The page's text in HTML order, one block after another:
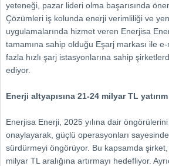
yeteneği, pazar lideri olma başarısında
Çözümleri iş kolunda enerji verimliliği ve
uygulamalarında hizmet veren Enerjisa
tamamına sahip olduğu Eşarj markası ile
fazla hızlı şarj istasyonlarına sahip
ediyor.
Enerji altyapısına 21-24 milyar TL yatırım
Enerjisa Enerji, 2025 yılına dair
onaylayarak, güçlü operasyonları sayesinde
sürdürmeyi öngörüyor. Bu kapsamda
milyar TL aralığına artırmayı hedefliyor.